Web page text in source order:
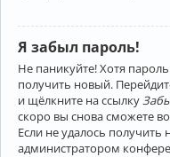
Я забыл пароль!
Не паникуйте! Хотя
получить новый.
и щёлкните на ссылку
скоро вы снова сможете
Если не удалось
администратором